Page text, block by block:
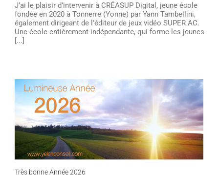
les
fondamentaux
du
marketing
J’ai le plaisir d’intervenir à CRÉASUP Digital, jeune école
fondée en 2020 à Tonnerre (Yonne) par Yann Tambellini,
également dirigeant de l’éditeur de jeux vidéo SUPER AC.
Une école entièrement indépendante, qui forme les jeunes
[...]
Très bonne Année 2026